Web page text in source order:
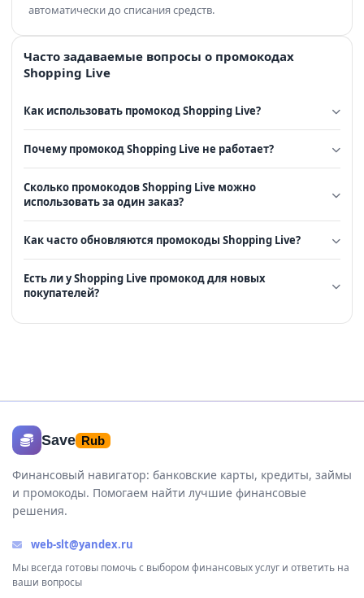
автоматически до списания средств.
Часто задаваемые вопросы о промокодах
Shopping Live
Как использовать промокод Shopping Live?
Почему промокод Shopping Live не работает?
Сколько промокодов Shopping Live можно
использовать за один заказ?
Как часто обновляются промокоды Shopping Live?
Есть ли у Shopping Live промокод для новых
покупателей?
Save Rub
Финансовый навигатор: банковские карты, кредиты, займы
и промокоды. Помогаем найти лучшие финансовые
решения.
web-slt@yandex.ru
Мы всегда готовы помочь с выбором финансовых услуг и ответить на
ваши вопросы